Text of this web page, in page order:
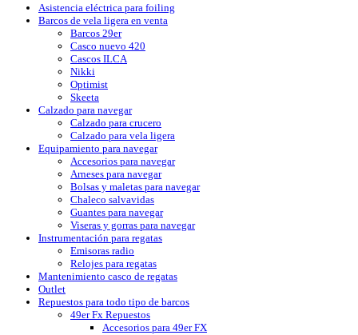
Asistencia eléctrica para foiling
Barcos de vela ligera en venta
Barcos 29er
Casco nuevo 420
Cascos ILCA
Nikki
Optimist
Skeeta
Calzado para navegar
Calzado para crucero
Calzado para vela ligera
Equipamiento para navegar
Accesorios para navegar
Arneses para navegar
Bolsas y maletas para navegar
Chaleco salvavidas
Guantes para navegar
Viseras y gorras para navegar
Instrumentación para regatas
Emisoras radio
Relojes para regatas
Mantenimiento casco de regatas
Outlet
Repuestos para todo tipo de barcos
49er Fx Repuestos
Accesorios para 49er FX